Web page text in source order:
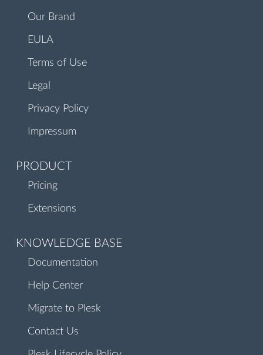
Our Brand
EULA
Terms of Use
Legal
Privacy Policy
Impressum
PRODUCT
Pricing
Extensions
KNOWLEDGE BASE
Documentation
Help Center
Migrate to Plesk
Contact Us